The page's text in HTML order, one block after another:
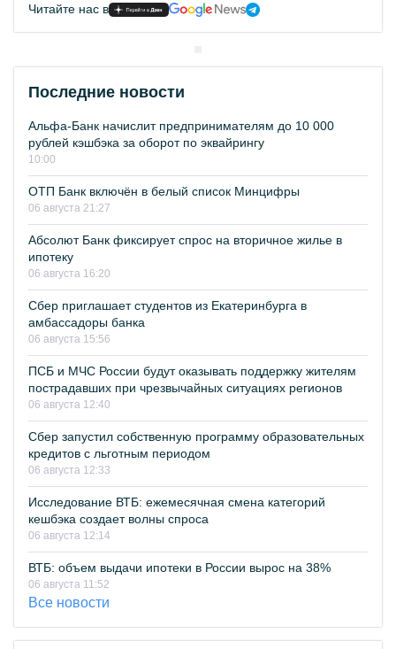
Читайте нас в
Последние новости
Альфа-Банк начислит предпринимателям до 10 000
рублей кэшбэка за оборот по эквайрингу
10:00
ОТП Банк включён в белый список Минцифры
06 августа 21:27
Абсолют Банк фиксирует спрос на вторичное жилье в
ипотеку
06 августа 16:20
Сбер приглашает студентов из Екатеринбурга в
амбассадоры банка
06 августа 15:56
ПСБ и МЧС России будут оказывать поддержку жителям
пострадавших при чрезвычайных ситуациях регионов
06 августа 12:40
Сбер запустил собственную программу образовательных
кредитов с льготным периодом
06 августа 12:33
Исследование ВТБ: ежемесячная смена категорий
кешбэка создает волны спроса
06 августа 12:14
ВТБ: объем выдачи ипотеки в России вырос на 38%
06 августа 11:52
Все новости